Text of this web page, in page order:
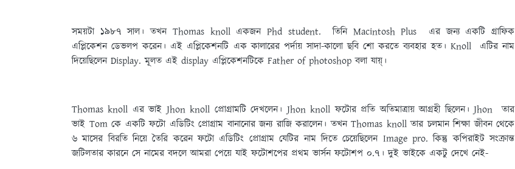
সময়টা ১৯৮৭ সাল। তখন Thomas knoll একজন Phd student. তিনি Macintosh Plus এর জন্য একটি গ্রাফিক
এপ্লিকেশন ডেভলপ করেন। এই এপ্লিকেশনটি এক কালারের পর্দায় সাদা-কালো ছবি শো করতে ব্যবহার হত। Knoll এটির নাম
দিয়েছিলেন Display. মূলত এই display এপ্লিকেশনটিকে Father of photoshop বলা যায়্।
Thomas knoll এর ভাই Jhon knoll প্রোগ্রামটি দেখলেন। Jhon knoll ফটোর প্রতি অতিমাত্রায় আগ্রহী ছিলেন। Jhon তার
ভাই Tom কে একটি ফটো এডিটিং প্রোগ্রাম বানানোর জন্য রাজি করালেন। তখন Thomas knoll তার চলমান শিক্ষা জীবন থেকে
৬ মাসের বিরতি নিয়ে তৈরি করেন ফটো এডিটিং প্রোগ্রাম যেটির নাম দিতে চেয়েছিলেন Image pro. কিন্তু কপিরাইট সংক্রান্ত
জটিলতার কারনে সে নামের বদলে আমরা পেয়ে যাই ফটোশপের প্রথম ভার্সন ফটোশপ ০.৭। দুই ভাইকে একটু দেখে নেই-